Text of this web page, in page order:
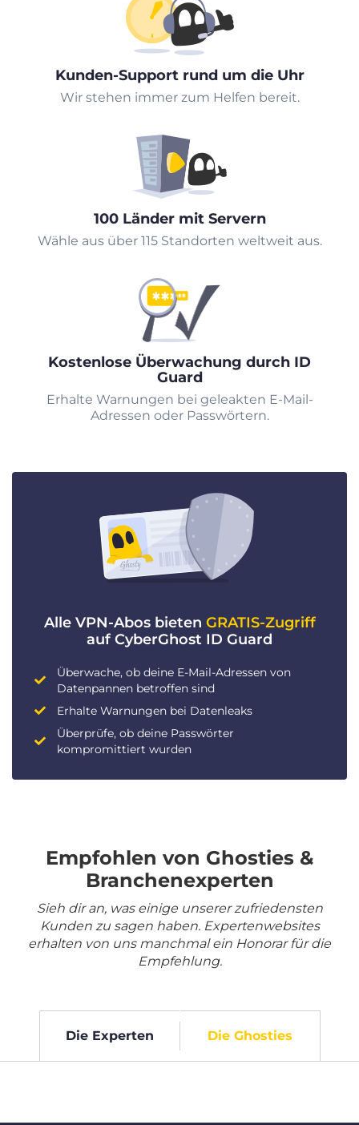
Kunden-Support rund um die Uhr
Wir stehen immer zum Helfen bereit.
100 Länder mit Servern
Wähle aus über 115 Standorten weltweit aus.
Kostenlose Überwachung durch ID
Guard
Erhalte Warnungen bei geleakten E-Mail-
Adressen oder Passwörtern.
Alle VPN-Abos bieten GRATIS-Zugriff
auf CyberGhost ID Guard
Überwache, ob deine E-Mail-Adressen von
Datenpannen betroffen sind
Erhalte Warnungen bei Datenleaks
Überprüfe, ob deine Passwörter
kompromittiert wurden
Empfohlen von Ghosties &
Branchenexperten
Sieh dir an, was einige unserer zufriedensten
Kunden zu sagen haben. Expertenwebsites
erhalten von uns manchmal ein Honorar für die
Empfehlung.
Die Experten Die Ghosties